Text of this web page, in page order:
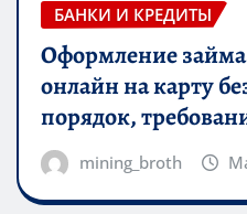
БАНКИ И КРЕДИТЫ
Оформление
онлайн на карту
порядок,
mining_broth